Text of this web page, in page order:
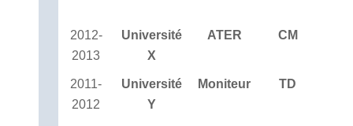
2012-
2013
Université
X
ATER CM
2011-
2012
Université
Y
Moniteur TD